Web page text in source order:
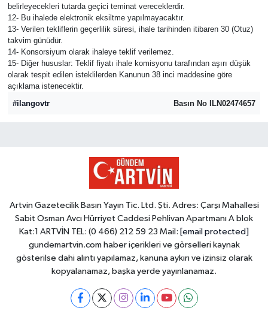
belirleyecekleri tutarda geçici teminat vereceklerdir.
12- Bu ihalede elektronik eksiltme yapılmayacaktır.
13- Verilen tekliflerin geçerlilik süresi, ihale tarihinden itibaren 30 (Otuz)
takvim günüdür.
14- Konsorsiyum olarak ihaleye teklif verilemez.
15- Diğer hususlar: Teklif fiyatı ihale komisyonu tarafından aşırı düşük
olarak tespit edilen isteklilerden Kanunun 38 inci maddesine göre
açıklama istenecektir.
#ilangovtr
Basın No ILN02474657
Artvin Gazetecilik Basın Yayın Tic. Ltd. Şti. Adres: Çarşı Mahallesi
Sabit Osman Avcı Hürriyet Caddesi Pehlivan Apartmanı A blok
Kat:1 ARTVİN TEL: (0 466) 212 59 23 Mail: [email protected]
gundemartvin.com haber içerikleri ve görselleri kaynak
gösterilse dahi alıntı yapılamaz, kanuna aykırı ve izinsiz olarak
kopyalanamaz, başka yerde yayınlanamaz.